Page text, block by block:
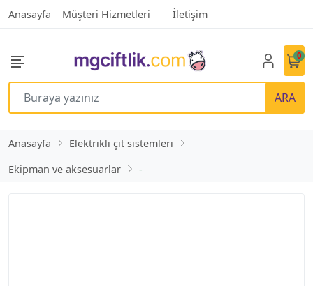
Anasayfa Müşteri Hizmetleri İletişim
ARA
0
Anasayfa
Elektrikli çit sistemleri
Ekipman ve aksesuarlar
-